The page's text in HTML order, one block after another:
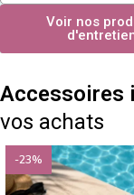
Voir nos
Accessoires
vos achats
-23%